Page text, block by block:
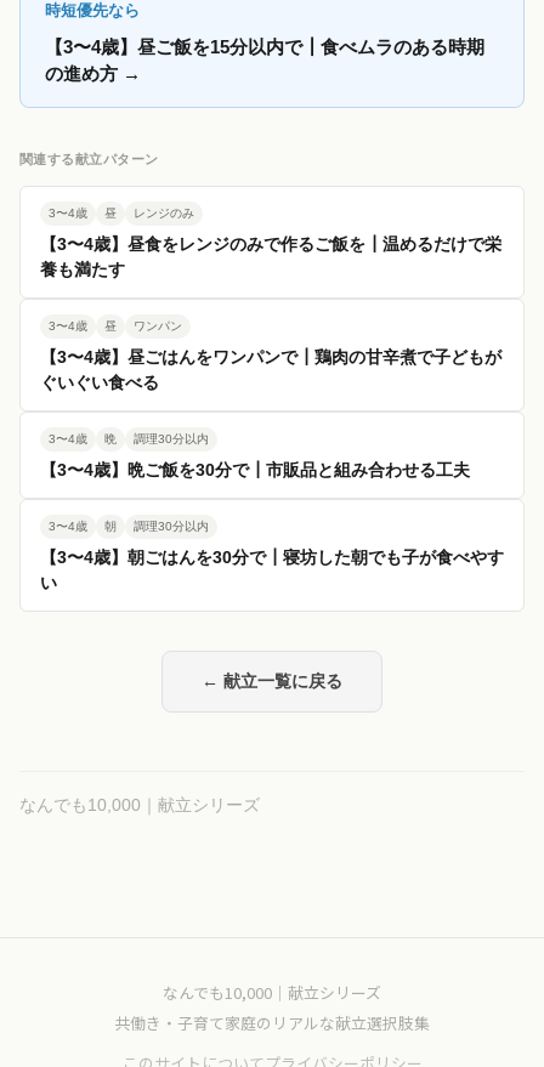
時短優先なら
【3〜4歳】昼ご飯を15分以内で┃食べムラのある時期
の進め方 →
関連する献立パターン
3〜4歳 昼 レンジのみ
【3〜4歳】昼食をレンジのみで作るご飯を┃温めるだけで栄
養も満たす
3〜4歳 昼 ワンパン
【3〜4歳】昼ごはんをワンパンで┃鶏肉の甘辛煮で子どもが
ぐいぐい食べる
3〜4歳 晩 調理30分以内
【3〜4歳】晩ご飯を30分で┃市販品と組み合わせる工夫
3〜4歳 朝 調理30分以内
【3〜4歳】朝ごはんを30分で┃寝坊した朝でも子が食べやす
い
← 献立一覧に戻る
なんでも10,000｜献立シリーズ
なんでも10,000｜献立シリーズ
共働き・子育て家庭のリアルな献立選択肢集
このサイトについてプライバシーポリシー